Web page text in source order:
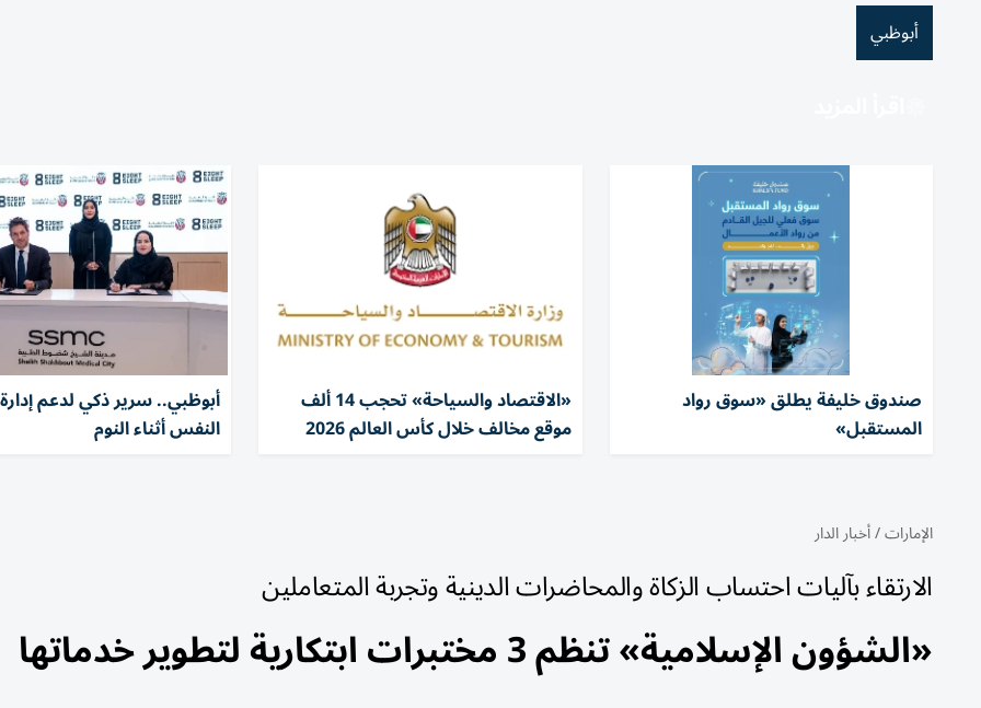
أبوظبي
صندوق خليفة يطلق «سوق رواد
المستقبل»
«الاقتصاد والسياحة» تحجب 14 ألف
موقع مخالف خلال كأس العالم 2026
أبوظبي.. سرير ذكي لدعم
النفس أثناء النوم
الإمارات/أخبار الدار
الارتقاء بآليات احتساب الزكاة والمحاضرات الدينية وتجربة المتعاملين
«الشؤون الإسلامية» تنظم 3 مختبرات ابتكارية لتطوير خدماتها